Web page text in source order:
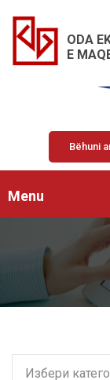
ODA
E
Bëhuni
Menu